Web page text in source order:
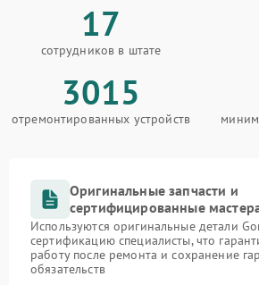
17
сотрудников в штате
3015
отремонтированных устройств
Оригинальные запчасти и
сертифицированные
Используются оригинальные детали
сертификацию специалисты, что
работу после ремонта и сохранение
обязательств